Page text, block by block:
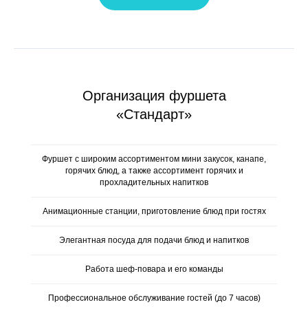
Организация фуршета
«Стандарт»
Фуршет с широким ассортиментом мини закусок, канапе,
горячих блюд, а также ассортимент горячих и
прохладительных напитков
Анимационные станции, приготовление блюд при гостях
Элегантная посуда для подачи блюд и напитков
Работа шеф-повара и его команды
Профессиональное обслуживание гостей (до 7 часов)